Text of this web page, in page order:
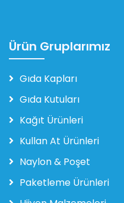
Ürün Gruplarımız
Gıda Kapları
Gıda Kutuları
Kağıt Ürünleri
Kullan At Ürünleri
Naylon & Poşet
Paketleme Ürünleri